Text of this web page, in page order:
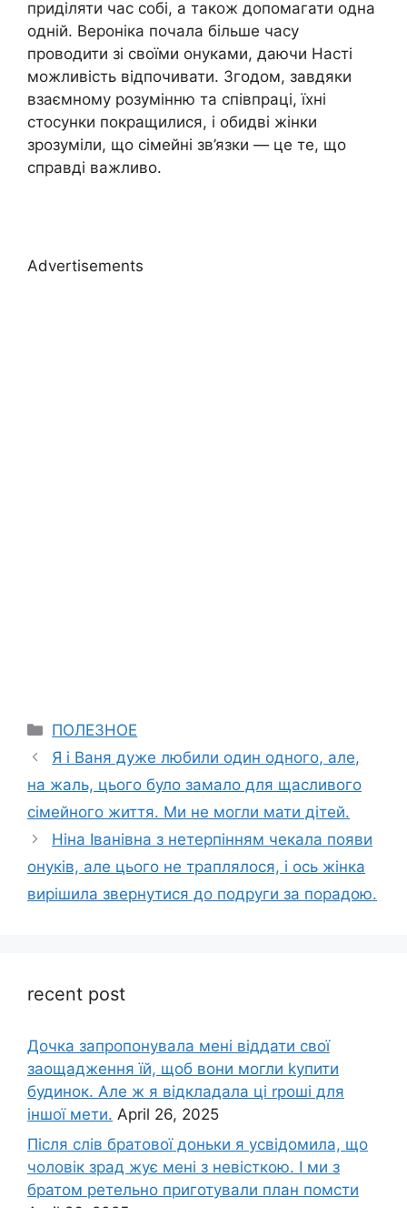
приділяти час собі, а також допомагати одна
одній. Вероніка почала більше часу
проводити зі своїми онуками, даючи Насті
можливість відпочивати. Згодом, завдяки
взаємному розумінню та співпраці, їхні
стосунки покращилися, і обидві жінки
зрозуміли, що сімейні зв’язки — це те, що
справді важливо.
Advertisements
Categories
ПОЛЕЗНОЕ
Я і Ваня дуже любили один одного, але,
на жаль, цього було замало для щасливого
сімейного життя. Ми не могли мати дітей.
Ніна Іванівна з нетерпінням чекала появи
онуків, але цього не траплялося, і ось жінка
вирішила звернутися до подруги за порадою.
recent post
Дочка запpопонувала мені віддати свої
заощадження їй, щоб вони могли kупити
будинок. Але ж я відкладала ці rроші для
іншої мети. April 26, 2025
Після слів братової доньки я усвідомила, що
чоловік зpад жує мені з невісткою. І ми з
братом ретельно приготували план помсти